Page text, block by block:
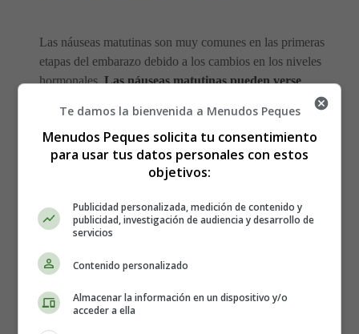
Las náuseas matutinas son muy comunes en las primeras
etapas del embarazo debido a los cambios en los niveles
hormonales.Las náuseas matutinas pueden verse
Las probabilidades de sufrirardor de estómago y otros
problemas digestivosson altas cuando se está
La comida picante aumentará el
últimos meses del embarazo.
Si decides comer comida picante, acompáñala de
vaso de leche para minimizar el ardor de estómago.
La miel también puede ayudar a prevenir la acidez
después de comer un plato picante.
Te damos la bienvenida a Menudos Peques
Menudos Peques solicita tu consentimiento
para usar tus datos personales con estos
objetivos:
Publicidad personalizada, medición de contenido y
publicidad, investigación de audiencia y desarrollo de
servicios
Contenido personalizado
Almacenar la información en un dispositivo y/o
acceder a ella